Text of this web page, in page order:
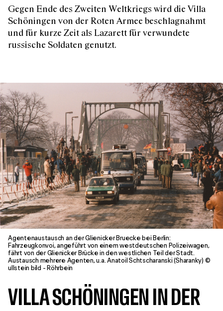
Gegen Ende des Zweiten Weltkriegs wird die Villa
Schöningen von der Roten Armee beschlagnahmt
und für kurze Zeit als Lazarett für verwundete
russische Soldaten genutzt.
Agentenaustausch an der Glienicker Bruecke bei Berlin:
Fahrzeugkonvoi, angeführt von einem westdeutschen Polizeiwagen,
fährt von der Glienicker Brücke in den westlichen Teil der Stadt.
Austausch mehrere Agenten, u.a. Anatoil Schtscharanski (Sharanky) ©
ullstein bild - Röhrbein
VILLA SCHÖNINGEN IN DER